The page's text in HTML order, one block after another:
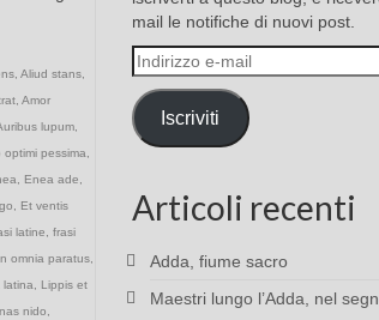
, Aliud stans,
, Amor
lupum,
optimi pessima
Enea ade
Et ventis
latine
frasi
omnia paratus,
latina
Lippis et
nido
mail le notifiche di nuovi post.
Indirizzo
e-
mail
Iscriviti
Articoli recenti
Adda, fiume sacro
Maestri lungo l’Adda, nel